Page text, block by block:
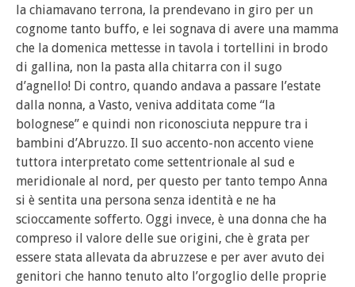
la chiamavano terrona, la prendevano in giro per un
cognome tanto buffo, e lei sognava di avere una mamma
che la domenica mettesse in tavola i tortellini in brodo
di gallina, non la pasta alla chitarra con il sugo
d’agnello! Di contro, quando andava a passare l’estate
dalla nonna, a Vasto, veniva additata come “la
bolognese” e quindi non riconosciuta neppure tra i
bambini d’Abruzzo. Il suo accento-non accento viene
tuttora interpretato come settentrionale al sud e
meridionale al nord, per questo per tanto tempo Anna
si è sentita una persona senza identità e ne ha
scioccamente sofferto. Oggi invece, è una donna che ha
compreso il valore delle sue origini, che è grata per
essere stata allevata da abruzzese e per aver avuto dei
genitori che hanno tenuto alto l’orgoglio delle proprie